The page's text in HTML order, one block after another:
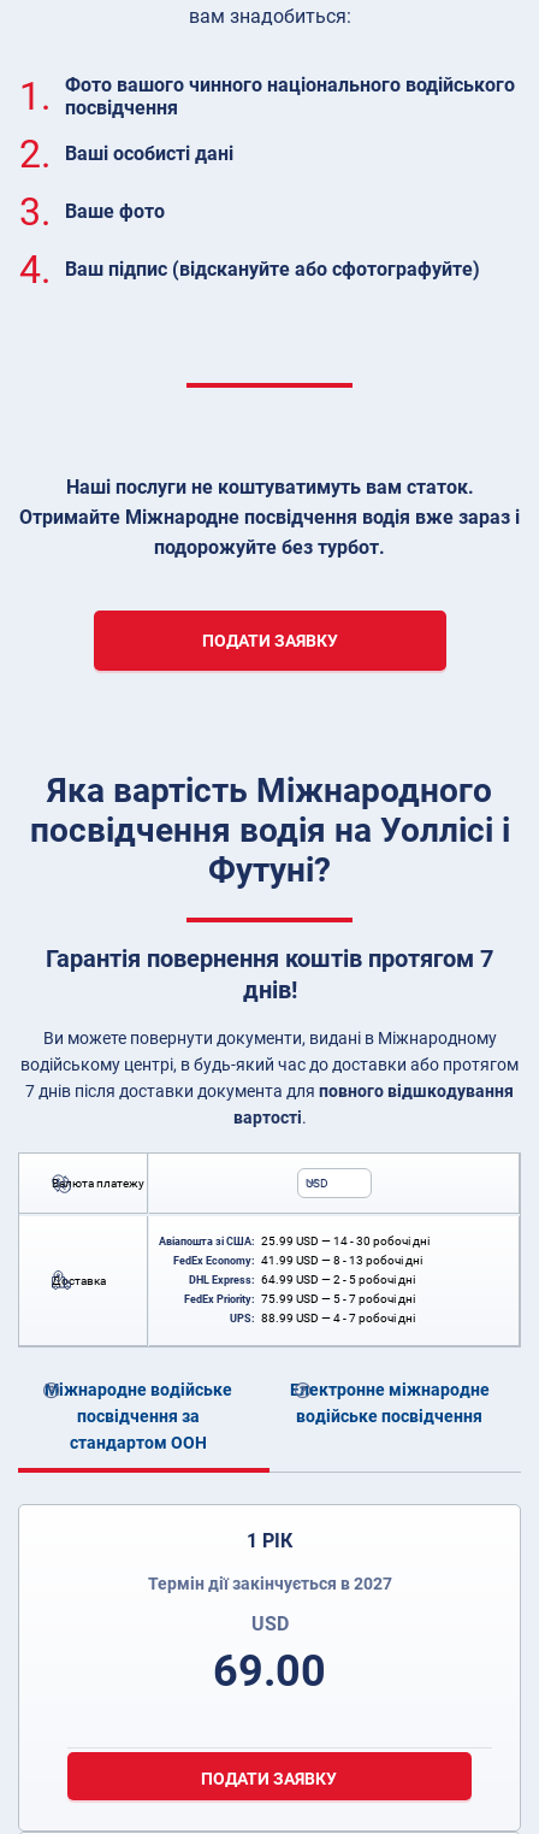
вам знадобиться:
1.
Фото вашого чинного національного водійського
посвідчення
2. Ваші особисті дані
3. Ваше фото
4. Ваш підпис (відскануйте або сфотографуйте)
Наші послуги не коштуватимуть вам статок.
Отримайте Міжнародне посвідчення водія вже зараз і
подорожуйте без турбот.
ПОДАТИ ЗАЯВКУ
Яка вартість Міжнародного
посвідчення водія на Уоллісі і
Футуні?
Гарантія повернення коштів протягом 7
днів!
Ви можете повернути документи, видані в Міжнародному
водійському центрі, в будь-який час до доставки або протягом
7 днів після доставки документа для повного відшкодування
вартості.
Валюта платежу USD
Доставка
Авіапошта зі США: 25.99 USD — 14 - 30 робочі дні
FedEx Economy: 41.99 USD — 8 - 13 робочі дні
DHL Express: 64.99 USD — 2 - 5 робочі дні
FedEx Priority: 75.99 USD — 5 - 7 робочі дні
UPS: 88.99 USD — 4 - 7 робочі дні
Міжнародне водійське
посвідчення за
стандартом ООН
Електронне міжнародне
водійське посвідчення
1 РІК
Термін дії закінчується в 2027
USD
69.00
ПОДАТИ ЗАЯВКУ